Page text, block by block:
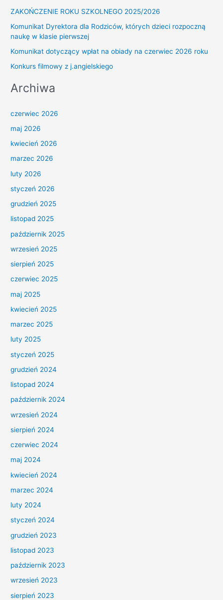
ZAKOŃCZENIE ROKU SZKOLNEGO 2025/2026
Komunikat Dyrektora dla Rodziców, których dzieci rozpoczną
naukę w klasie pierwszej
Komunikat dotyczący wpłat na obiady na czerwiec 2026 roku
Konkurs filmowy z j.angielskiego
Archiwa
czerwiec 2026
maj 2026
kwiecień 2026
marzec 2026
luty 2026
styczeń 2026
grudzień 2025
listopad 2025
październik 2025
wrzesień 2025
sierpień 2025
czerwiec 2025
maj 2025
kwiecień 2025
marzec 2025
luty 2025
styczeń 2025
grudzień 2024
listopad 2024
październik 2024
wrzesień 2024
sierpień 2024
czerwiec 2024
maj 2024
kwiecień 2024
marzec 2024
luty 2024
styczeń 2024
grudzień 2023
listopad 2023
październik 2023
wrzesień 2023
sierpień 2023